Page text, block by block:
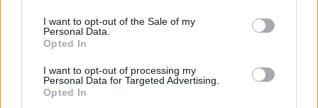
consent section.
I want to opt-out of the Sale of my
Personal Data.
Opted In
I want to opt-out of processing my
Personal Data for Targeted Advertising.
Opted In
másodfokúra csökken a riasztás